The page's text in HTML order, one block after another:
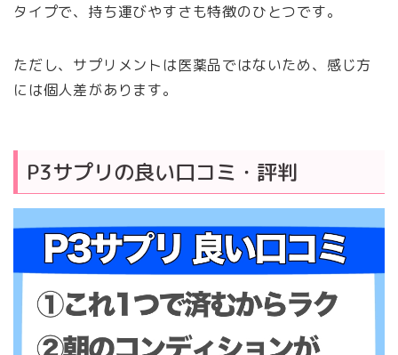
タイプで、持ち運びやすさも特徴のひとつです。
ただし、サプリメントは医薬品ではないため、感じ方
には個人差があります。
P3サプリの良い口コミ・評判